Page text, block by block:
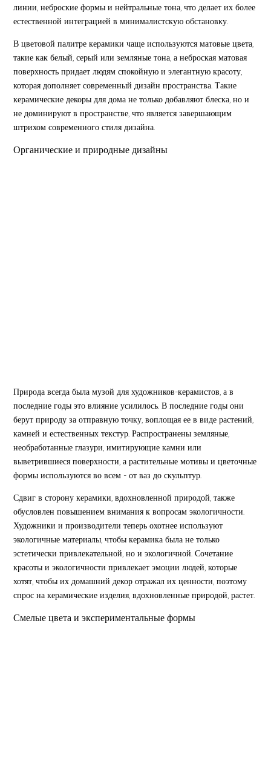
линии, неброские формы и нейтральные тона, что делает их более
естественной интеграцией в минималистскую обстановку.
В цветовой палитре керамики чаще используются матовые цвета,
такие как белый, серый или земляные тона, а неброская матовая
поверхность придает людям спокойную и элегантную красоту,
которая дополняет современный дизайн пространства. Такие
керамические декоры для дома не только добавляют блеска, но и
не доминируют в пространстве, что является завершающим
штрихом современного стиля дизайна.
Органические и природные дизайны
Природа всегда была музой для художников-керамистов, а в
последние годы это влияние усилилось. В последние годы они
берут природу за отправную точку, воплощая ее в виде растений,
камней и естественных текстур. Распространены земляные,
необработанные глазури, имитирующие камни или
выветрившиеся поверхности, а растительные мотивы и цветочные
формы используются во всем - от ваз до скульптур.
Сдвиг в сторону керамики, вдохновленной природой, также
обусловлен повышением внимания к вопросам экологичности.
Художники и производители теперь охотнее используют
экологичные материалы, чтобы керамика была не только
эстетически привлекательной, но и экологичной. Сочетание
красоты и экологичности привлекает эмоции людей, которые
хотят, чтобы их домашний декор отражал их ценности, поэтому
спрос на керамические изделия, вдохновленные природой, растет.
Смелые цвета и экспериментальные формы